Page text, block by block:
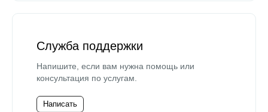
Служба поддержки
Напишите, если вам нужна помощь или
консультация по услугам.
Написать